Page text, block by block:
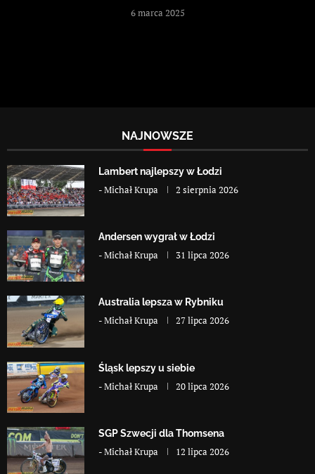
6 marca 2025
NAJNOWSZE
Lambert najlepszy w Łodzi
-Michał Krupa 2 sierpnia 2026
Andersen wygrał w Łodzi
-Michał Krupa 31 lipca 2026
Australia lepsza w Rybniku
-Michał Krupa 27 lipca 2026
Śląsk lepszy u siebie
-Michał Krupa 20 lipca 2026
SGP Szwecji dla Thomsena
-Michał Krupa 12 lipca 2026